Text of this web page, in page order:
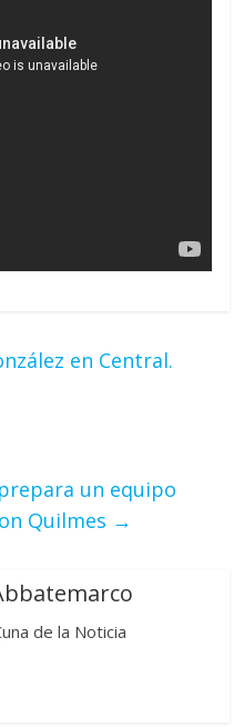
en Central.
un equipo
Quilmes →
de la Noticia